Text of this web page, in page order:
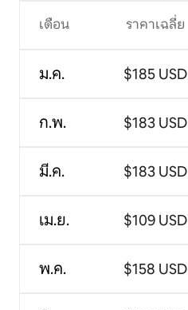
เดือน
ม.ค.
ก.พ.
มี.ค.
เม.ย.
พ.ค.
ราคาเฉลี่ย
$185 USD
$183 USD
$183 USD
$109 USD
$158 USD